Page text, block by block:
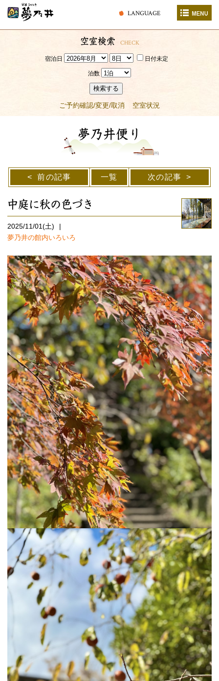
LANGUAGE
空室検索 CHECK
宿泊日 日付未定
泊数
検索する
ご予約確認/変更/取消 空室状況
夢乃井便り
前の記事 一覧 次の記事
中庭に秋の色づき
2025/11/01(土)
夢乃井の館内いろいろ